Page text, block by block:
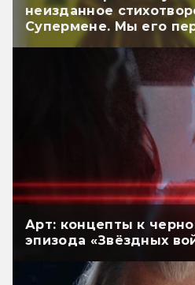
неизданное
Супермене. Мы его
Арт: концепты к
эпизода «Звёздных